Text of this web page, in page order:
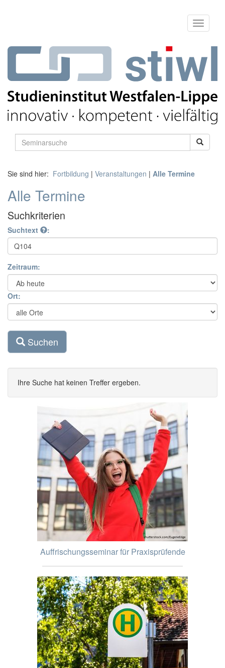
Sie sind hier: Fortbildung | Veranstaltungen | Alle Termine
Alle Termine
Suchkriterien
Suchtext :
Zeitraum:
Ort:
Suchen
Ihre Suche hat keinen Treffer ergeben.
Auffrischungsseminar für Praxisprüfende